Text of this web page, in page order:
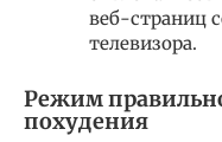
веб-страниц
телевизора.
Режим
похудения